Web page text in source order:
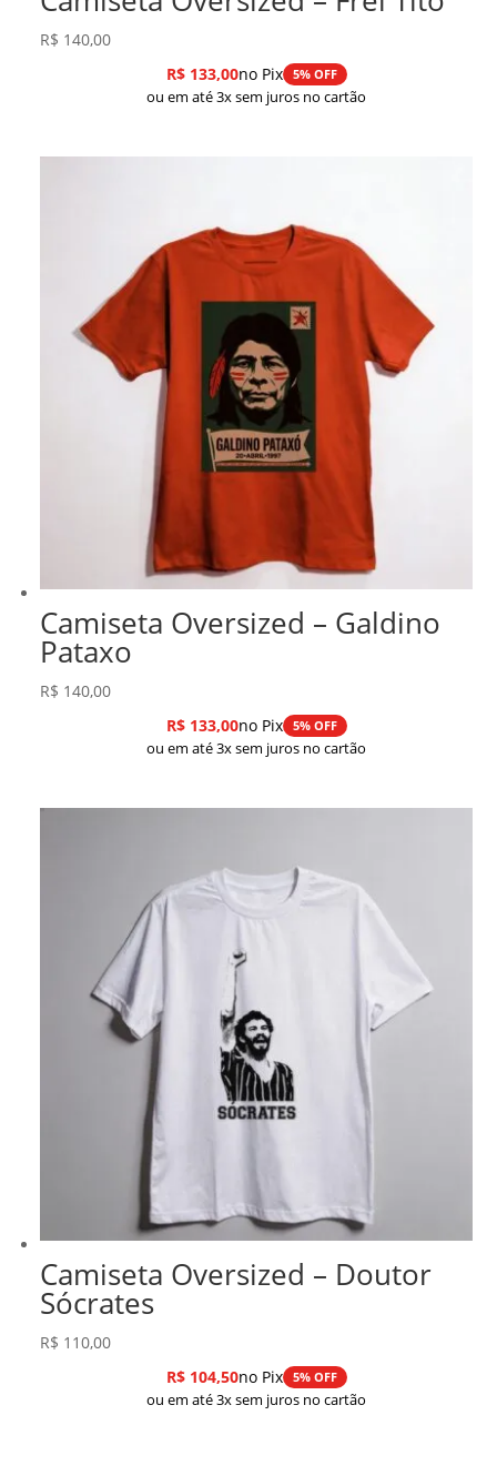
R$ 140,00
R$133,00no Pix 5% OFF
ou em até 3x sem juros no cartão
Camiseta Oversized – Galdino
Pataxo
R$ 140,00
R$133,00no Pix 5% OFF
ou em até 3x sem juros no cartão
Camiseta Oversized – Doutor
Sócrates
R$ 110,00
R$104,50no Pix 5% OFF
ou em até 3x sem juros no cartão